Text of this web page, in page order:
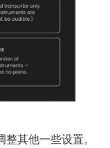
其他一些设置。